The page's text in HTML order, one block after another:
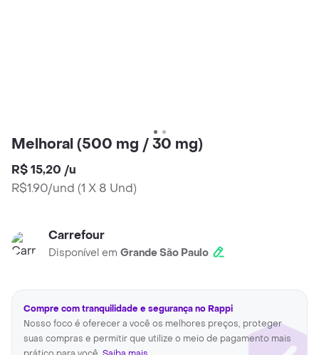
Melhoral (500 mg / 30 mg)
R$ 15,20 /u
R$1.90/und (1 X 8 Und)
Carrefour
Disponível em Grande São Paulo
Compre com tranquilidade e segurança no Rappi
Nosso foco é oferecer a você os melhores preços, proteger
suas compras e permitir que utilize o meio de pagamento mais